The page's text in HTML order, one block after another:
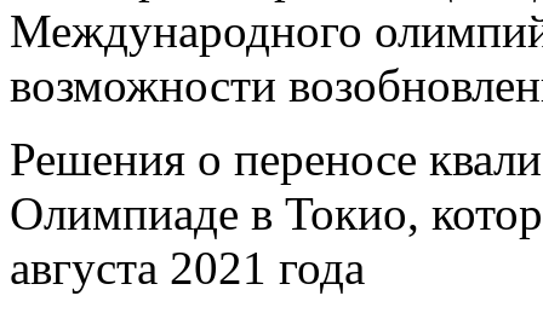
Международного
возможности
Решения о переносе
Олимпиаде в Токио,
августа 2021 года